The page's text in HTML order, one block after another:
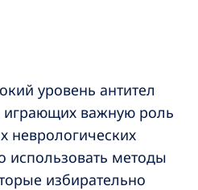
уровень антител
играющих важную роль
неврологических
использовать методы
избирательно